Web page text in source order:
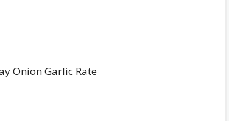
Onion Garlic Rate